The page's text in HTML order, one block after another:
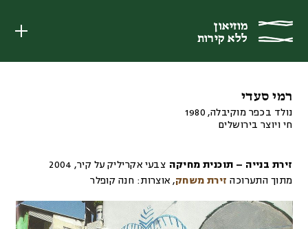
מוזיאון
ללא קירות
מוזיאון
ללא קירות
רמי סעדי
נולד בכפר מוקיבלה, 1980
חי ויוצר בירושלים
זירת בנייה – תוכנית מחיקה צבעי אקריליק על קיר,
2004
מתוך התערוכה זירת משחק, אוצרות: חנה קופלר